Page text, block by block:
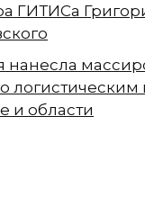
ГИТИСа
нанесла
логистическим
и области